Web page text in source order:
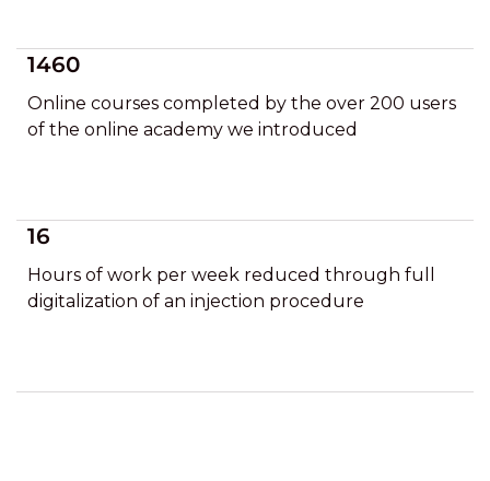
1460
Online courses completed by the over 200 users
of the online academy we introduced
16
Hours of work per week reduced through full
digitalization of an injection procedure